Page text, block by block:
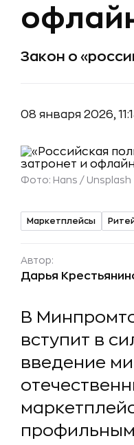
Закон о
08 января 2026,
Фото: Hans / Unsplash
Маркетплейсы
Автор:
Дарья
В
вступит в
введение